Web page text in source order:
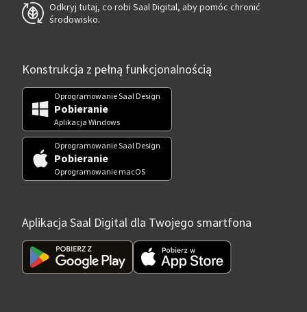
Odkryj tutaj, co robi Saal Digital, aby pomóc chronić
środowisko.
Konstrukcja z pełną funkcjonalnością
Oprogramowanie Saal Design
Pobieranie
Aplikacja Windows
Oprogramowanie Saal Design
Pobieranie
Oprogramowanie macOS
Aplikacja Saal Digital dla Twojego smartfona